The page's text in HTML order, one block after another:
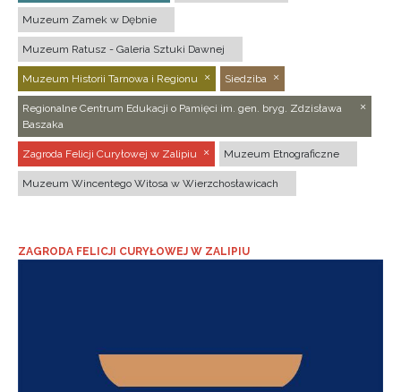
Muzeum Zamek w Dębnie
Muzeum Ratusz - Galeria Sztuki Dawnej
Muzeum Historii Tarnowa i Regionu Siedziba
Regionalne Centrum Edukacji o Pamięci im. gen. bryg. Zdzisława
Baszaka
Zagroda Felicji Curyłowej w Zalipiu Muzeum Etnograficzne
Muzeum Wincentego Witosa w Wierzchosławicach
ZAGRODA FELICJI CURYŁOWEJ W ZALIPIU